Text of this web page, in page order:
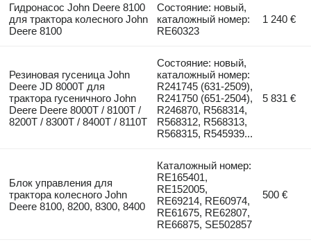
Гидронасос John Deere 8100
для трактора колесного John
Deere 8100
Состояние: новый,
каталожный номер:
RE60323
1 240 €
Резиновая гусеница John
Deere JD 8000T для
трактора гусеничного John
Deere Deere 8000T / 8100T /
8200T / 8300T / 8400T / 8110T
Состояние: новый,
каталожный номер:
R241745 (631-2509),
R241750 (651-2504),
R246870, R568314,
R568312, R568313,
R568315, R545939...
5 831 €
Блок управления для
трактора колесного John
Deere 8100, 8200, 8300, 8400
Каталожный номер:
RE165401,
RE152005,
RE69214, RE60974,
RE61675, RE62807,
RE66875, SE502857
500 €